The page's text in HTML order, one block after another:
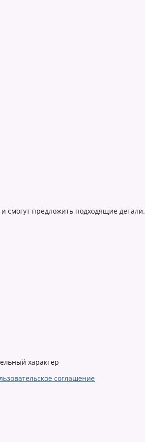
смогут предложить подходящие детали.
характер
соглашение